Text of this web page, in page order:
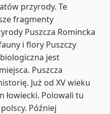
przyrody. Te
fragmenty
Puszcza Romincka
i flory Puszczy
jest
Puszcza
Już od XV wieku
łowiecki. Polowali tu
Później